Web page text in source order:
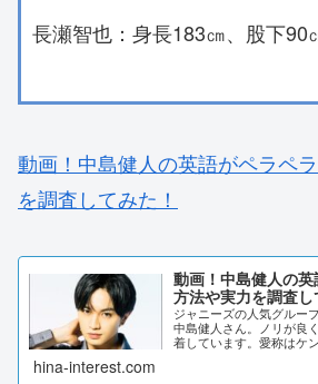
長瀬智也：身長183㎝、股下90
動画！中島健人の英語がペラペ
を調査してみた！
動画！中島健人の
方法や実力を調査し
ジャニーズの人気グルー
中島健人さん。ノリが良
着しています。愛称はケ
hina-interest.com